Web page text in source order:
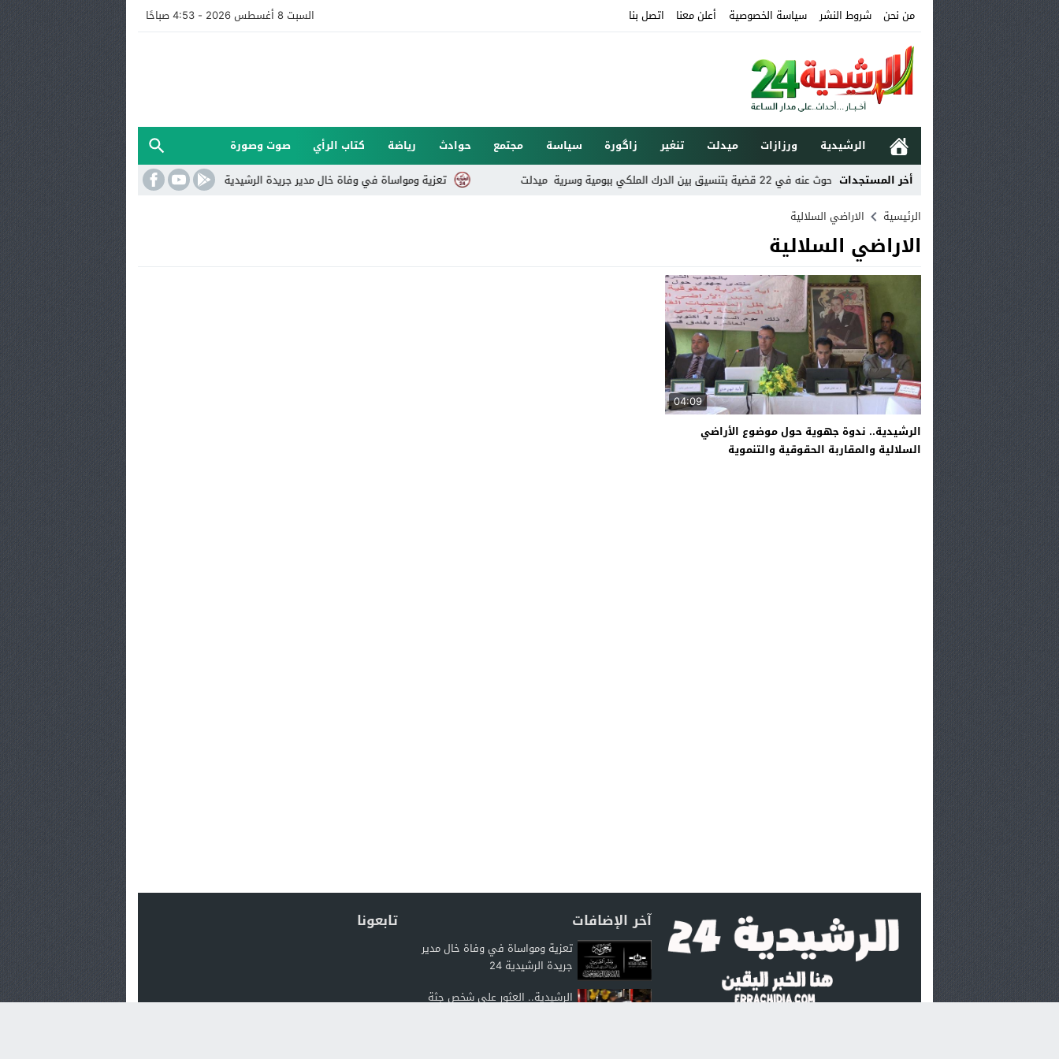
من نحن شروط النشر سياسة الخصوصية أعلن معنا اتصل بنا السبت 8 أغسطس 2026 - 4:53 صباحًا
الرشيدية ورزازات ميدلت تنغير زاگورة سياسة مجتمع حوادث رياضة كتاب الرأي
صوت وصورة
أخر المستجدات
تعزية ومواساة في وفاة خال مدير جريدة الرشيدية 24 الرشيدية.. العثور على شخص جثة هامدة داخل الملك محمد السادس
بومية.. توقيف مبحوث عنه في 22 قضية بتنسيق بين الدرك الملكي ببومية وسرية ميدلت
الرئيسية
الاراضي السلالية
الاراضي السلالية
04:09
الرشيدية.. ندوة جهوية حول موضوع الأراضي
السلالية والمقاربة الحقوقية والتنموية
آخر الإضافات
تعزية ومواساة في وفاة خال مدير
جريدة الرشيدية 24
الرشيدية.. العثور على شخص جثة
تابعونا